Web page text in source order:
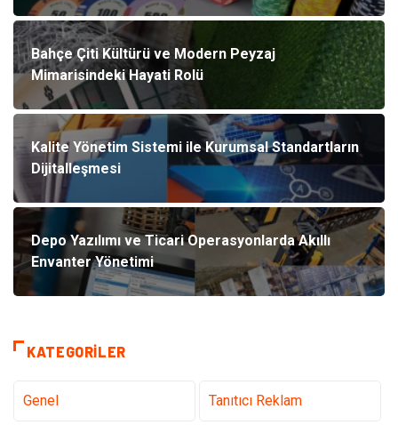
Bahçe Çiti Kültürü ve Modern Peyzaj
Mimarisindeki Hayati Rolü
Kalite Yönetim Sistemi ile Kurumsal Standartların
Dijitalleşmesi
Depo Yazılımı ve Ticari Operasyonlarda Akıllı
Envanter Yönetimi
KATEGORILER
Genel Tanıtıcı Reklam